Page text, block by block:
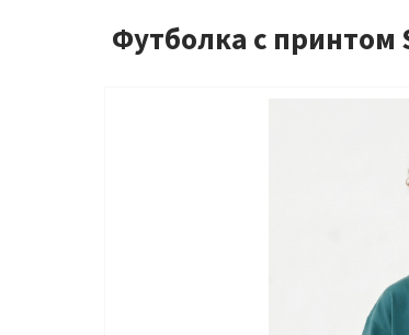
Футболка с принтом